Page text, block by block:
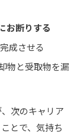
お断りする
成させる
物と受取物を漏
次のキャリア
とで、気持ち